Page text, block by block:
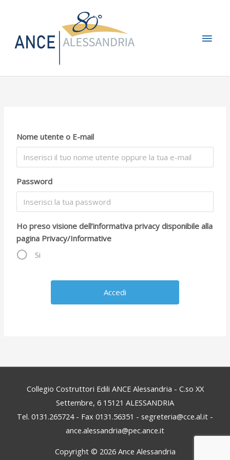
Nome utente o E-mail
Password
Ho preso visione dell’informativa privacy disponibile alla
pagina Privacy/Informative
Si
Collegio Costruttori Edili ANCE Alessandria - C.so XX
Settembre, 6 15121 ALESSANDRIA
Tel. 0131.265724 - Fax 0131.56351 - segreteria@cce.al.it -
ance.alessandria@pec.ance.it
Copyright © 2026 Ance Alessandria